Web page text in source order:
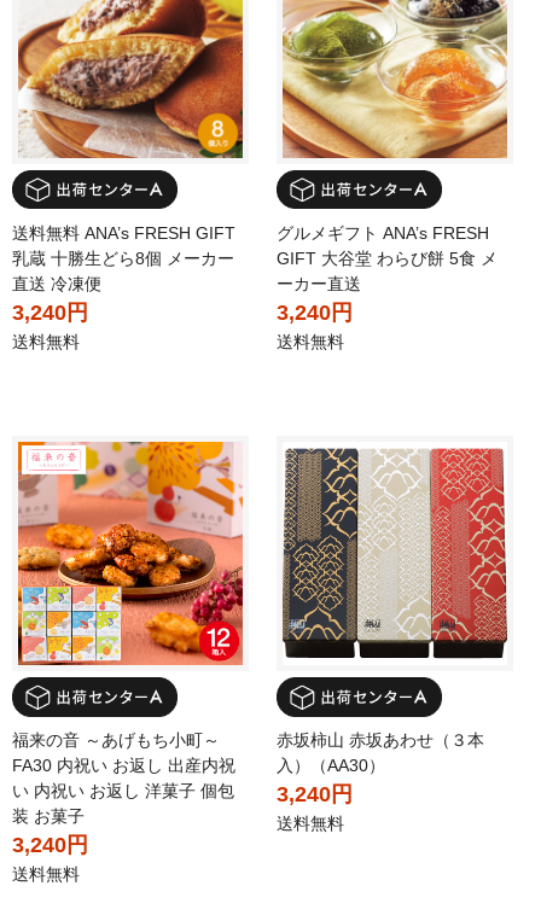
送料無料 ANA’s FRESH GIFT
乳蔵 十勝生どら8個 メーカー
直送 冷凍便
3,240円
送料無料
グルメギフト ANA’s FRESH
GIFT 大谷堂 わらび餅 5食 メ
ーカー直送
3,240円
送料無料
福来の音 ～あげもち小町～
FA30 内祝い お返し 出産内祝
い 内祝い お返し 洋菓子 個包
装 お菓子
3,240円
送料無料
赤坂柿山 赤坂あわせ（３本
入）（AA30）
3,240円
送料無料